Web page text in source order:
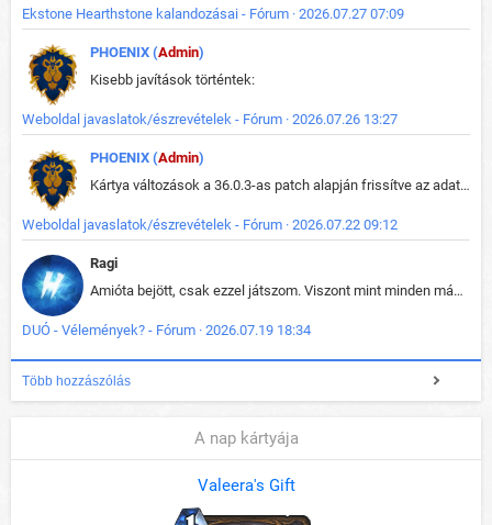
Ekstone Hearthstone kalandozásai - Fórum · 2026.07.27 07:09
PHOENIX (Admin)
Kisebb javítások történtek:
Weboldal javaslatok/észrevételek - Fórum · 2026.07.26 13:27
PHOENIX (Admin)
Kártya változások a 36.0.3-as patch alapján frissítve az adatbázisban (képek is cserélve).
Weboldal javaslatok/észrevételek - Fórum · 2026.07.22 09:12
Ragi
Amióta bejött, csak ezzel játszom. Viszont mint minden más - akár az alapjáték is, ez is baromira összetett lett. Néha már pár kör után is esélytelen az egész. Vagy irreállisan túltápol valaki, vagy lelép a partner, vagy csak hülye mint a segg. És amikor eljönne az én időm, na akkor jön el mindenki másé is. Engem jobban érdekelne, hogy ki milyen ratingen szokott játszani. Na ez lenne egy érdekes adat.
DUÓ - Vélemények? - Fórum · 2026.07.19 18:34
Több hozzászólás
A nap kártyája
Valeera's Gift